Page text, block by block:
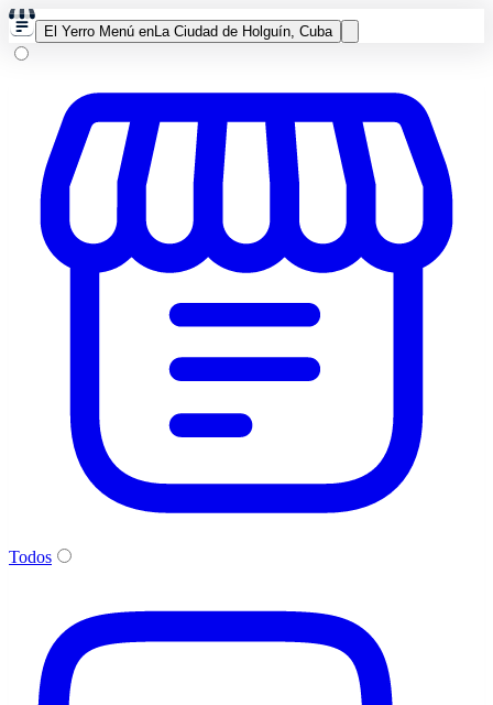
El Yerro Menú enLa Ciudad de Holguín, Cuba
Todos